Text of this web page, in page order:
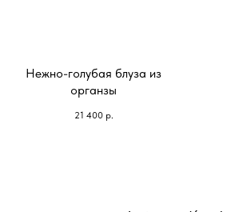
Нежно-голубая блуза из
органзы
21 400 р.